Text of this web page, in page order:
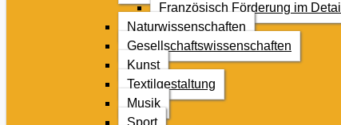
Französisch Förderung im Detail
Naturwissenschaften
Gesellschaftswissenschaften
Kunst
Textilgestaltung
Musik
Sport